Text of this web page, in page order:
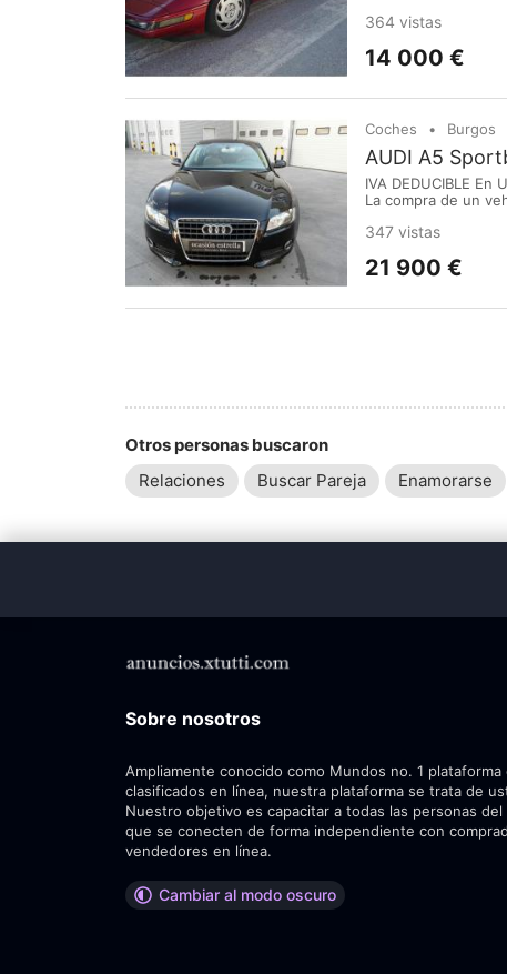
364 vistas
14 000 €
Coches Burgos
AUDI A5
IVA DEDUCIBLE
La compra de un
vehículos revisados
347 vistas
21 900 €
Otros personas buscaron
Relaciones
Buscar Pareja Enamorarse
Sobre nosotros
Ampliamente conocido como Mundos no. 1 plataforma
clasificados en línea, nuestra plataforma se trata de
Nuestro objetivo es capacitar a todas las personas del
que se conecten de forma independiente con
vendedores en línea.
Cambiar al modo oscuro